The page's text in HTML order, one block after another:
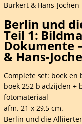
Burkert & Hans-Jochen
Berlin und
Teil 1:
Dokumente
& Hans-
Complete set: boek en
boek 252 bladzijden +
fotomateriaal
afm. 21 x 29,5 cm.
Berlin und die